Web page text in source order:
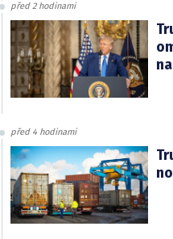
před 2 hodinami
před 4 hodinami